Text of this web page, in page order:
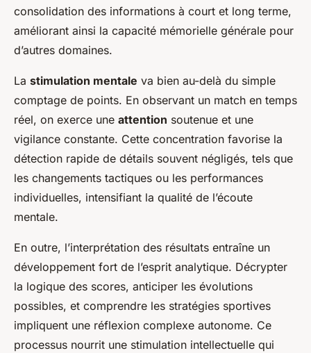
consolidation des informations à court et long terme,
améliorant ainsi la capacité mémorielle générale pour
d’autres domaines.
La stimulation mentale va bien au-delà du simple
comptage de points. En observant un match en temps
réel, on exerce une attention soutenue et une
vigilance constante. Cette concentration favorise la
détection rapide de détails souvent négligés, tels que
les changements tactiques ou les performances
individuelles, intensifiant la qualité de l’écoute
mentale.
En outre, l’interprétation des résultats entraîne un
développement fort de l’esprit analytique. Décrypter
la logique des scores, anticiper les évolutions
possibles, et comprendre les stratégies sportives
impliquent une réflexion complexe autonome. Ce
processus nourrit une stimulation intellectuelle qui